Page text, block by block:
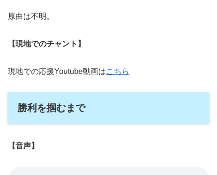
原曲は不明。
【現地でのチャント】
現地での応援Youtube動画はこちら
勝利を掴むまで
【音声】